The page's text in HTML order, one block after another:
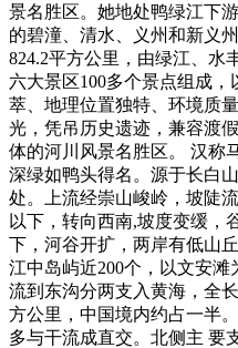
景名胜区。她地处鸭绿江下
的碧潼、清水、义州和新义
824.2平方公里，由绿江、水
六大景区100多个景点组成
萃、地理位置独特、环境质
光，凭吊历史遗迹，兼容渡
体的河川风景名胜区。 汉称
深绿如鸭头得名。源于长白
处。上流经崇山峻岭，坡陡
以下，转向西南,坡度变缓，
下，河谷开扩，两岸有低山
江中岛屿近200个，以文安滩
流到东沟分两支入黄海，全
方公里，中国境内约占一半
多与干流成直交。北侧主 要